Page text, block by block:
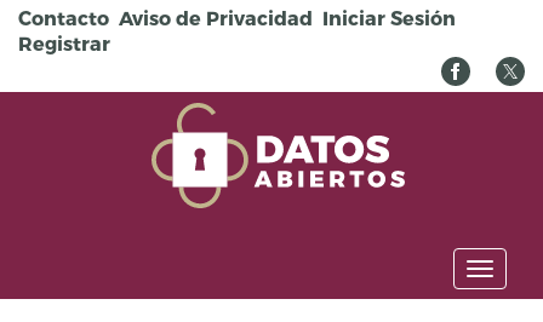
Pasar al contenido principal
Contacto Aviso de Privacidad Iniciar Sesión
Registrar
Toggle